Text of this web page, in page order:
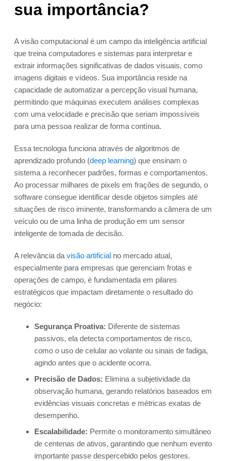
sua importância?
A visão computacional é um campo da inteligência artificial
que treina computadores e sistemas para interpretar e
extrair informações significativas de dados visuais, como
imagens digitais e vídeos. Sua importância reside na
capacidade de automatizar a percepção visual humana,
permitindo que máquinas executem análises complexas
com uma velocidade e precisão que seriam impossíveis
para uma pessoa realizar de forma contínua.
Essa tecnologia funciona através de algoritmos de
aprendizado profundo (deep learning) que ensinam o
sistema a reconhecer padrões, formas e comportamentos.
Ao processar milhares de pixels em frações de segundo, o
software consegue identificar desde objetos simples até
situações de risco iminente, transformando a câmera de um
veículo ou de uma linha de produção em um sensor
inteligente de tomada de decisão.
A relevância da visão artificial no mercado atual,
especialmente para empresas que gerenciam frotas e
operações de campo, é fundamentada em pilares
estratégicos que impactam diretamente o resultado do
negócio:
Segurança Proativa: Diferente de sistemas
passivos, ela detecta comportamentos de risco,
como o uso de celular ao volante ou sinais de fadiga,
agindo antes que o acidente ocorra.
Precisão de Dados: Elimina a subjetividade da
observação humana, gerando relatórios baseados em
evidências visuais concretas e métricas exatas de
desempenho.
Escalabilidade: Permite o monitoramento simultâneo
de centenas de ativos, garantindo que nenhum evento
importante passe despercebido pelos gestores.